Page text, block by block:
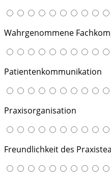
Wahrgenommene
Patientenkommunikation
Praxisorganisation
Freundlichkeit des